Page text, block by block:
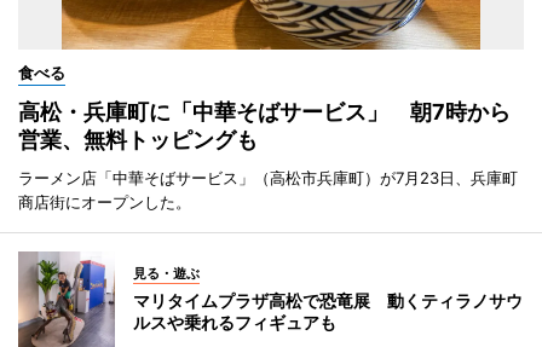
食べる
高松・兵庫町に「中華そばサービス」 朝7時から
営業、無料トッピングも
ラーメン店「中華そばサービス」（高松市兵庫町）が7月23日、兵庫町
商店街にオープンした。
見る・遊ぶ
マリタイムプラザ高松で恐竜展 動くティラノサウ
ルスや乗れるフィギュアも